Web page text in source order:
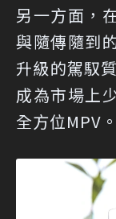
另一方面，
與隨傳隨到
升級的駕馭
成為市場上
全方位MPV。